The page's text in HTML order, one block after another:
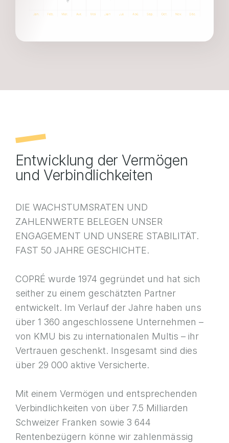
Entwicklung der Vermögen
und Verbindlichkeiten
DIE WACHSTUMSRATEN UND
ZAHLENWERTE BELEGEN UNSER
ENGAGEMENT UND UNSERE STABILITÄT.
FAST 50 JAHRE GESCHICHTE.
COPRÉ wurde 1974 gegründet und hat sich
seither zu einem geschätzten Partner
entwickelt. Im Verlauf der Jahre haben uns
über 1 360 angeschlossene Unternehmen –
von KMU bis zu internationalen Multis – ihr
Vertrauen geschenkt. Insgesamt sind dies
über 29 000 aktive Versicherte.
Mit einem Vermögen und entsprechenden
Verbindlichkeiten von über 7.5 Milliarden
Schweizer Franken sowie 3 644
Rentenbezügern könne wir zahlenmässig